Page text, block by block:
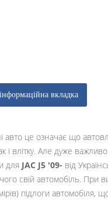
інформаційна вкладка
це означає що
і влітку. Але дуже
для JAC J5 '09- від
свій автомобіль. При
підлоги